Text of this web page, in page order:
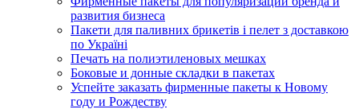
развития бизнеса
Пакети для паливних брикетів і пелет з доставкою
по Україні
Печать на полиэтиленовых мешках
Боковые и донные складки в пакетах
Успейте заказать фирменные пакеты к Новому
году и Рождеству